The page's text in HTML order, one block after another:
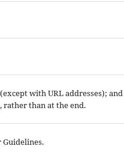
with URL addresses); and
than at the end.